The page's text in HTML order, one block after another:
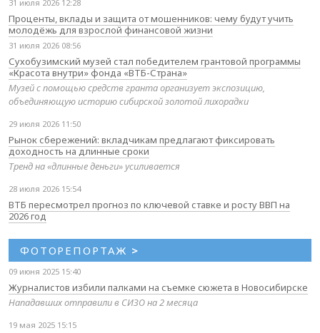
31 июля 2026 12:28
Проценты, вклады и защита от мошенников: чему будут учить
молодёжь для взрослой финансовой жизни
31 июля 2026 08:56
Сухобузимский музей стал победителем грантовой программы
«Красота внутри» фонда «ВТБ-Страна»
Музей с помощью средств гранта организует экспозицию,
объединяющую историю сибирской золотой лихорадки
29 июля 2026 11:50
Рынок сбережений: вкладчикам предлагают фиксировать
доходность на длинные сроки
Тренд на «длинные деньги» усиливается
28 июля 2026 15:54
ВТБ пересмотрел прогноз по ключевой ставке и росту ВВП на
2026 год
ФОТОРЕПОРТАЖ >
09 июня 2025 15:40
Журналистов избили палками на съемке сюжета в Новосибирске
Нападавших отправили в СИЗО на 2 месяца
19 мая 2025 15:15